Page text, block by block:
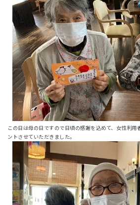
この日は母の日ですので日頃の感謝を込めて、女性利用
ントさせていただきました。